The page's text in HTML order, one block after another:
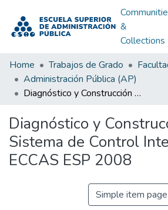
&
Collections
Home Trabajos de Grado
Administración Pública (AP)
Diagnóstico y Construcción del Sistema de Control Interno de ECCAS ESP 2008
Diagnóstico y
Sistema de Control
ECCAS ESP 2008
Simple item page